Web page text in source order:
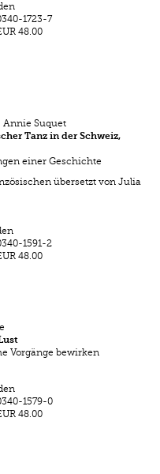
1723-7
48.00
Annie Suquet
Tanz in der Schweiz,
einer Geschichte
übersetzt von Julia
1591-2
48.00
Vorgänge bewirken
1579-0
48.00